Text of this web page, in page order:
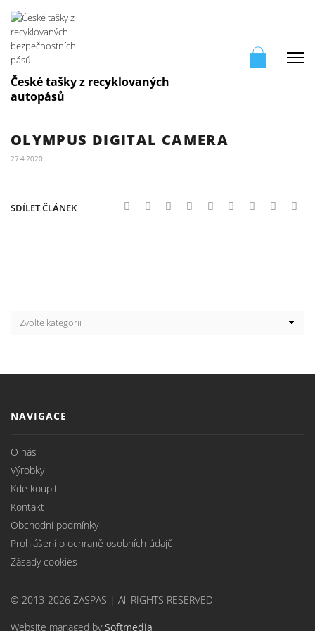
České tašky z recyklovaných
autopásů
OLYMPUS DIGITAL CAMERA
27.4.2020
SDÍLET ČLÁNEK
NAVIGACE
O nás
Výrobky
Kde koupit
Kontakt
Obchodní podmínky
Prohlášení o ochraně osobních údajů
Zásady cookies
© 2013-2026 ZASPAS | All RIGHTS RESERVED
Website managed bySoftmedia